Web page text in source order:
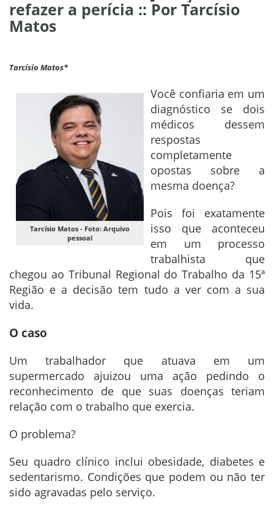
refazer a perícia :: Por Tarcísio
Matos
Tarcísio Matos*
Tarcísio Matos - Foto: Arquivo
pessoal
Você confiaria em um
diagnóstico se dois
médicos dessem
respostas
completamente
opostas sobre a
mesma doença?
Pois foi exatamente
isso que aconteceu
em um processo
trabalhista que
chegou ao Tribunal Regional do Trabalho da 15ª
Região e a decisão tem tudo a ver com a sua
vida.
O caso
Um trabalhador que atuava em um
supermercado ajuizou uma ação pedindo o
reconhecimento de que suas doenças teriam
relação com o trabalho que exercia.
O problema?
Seu quadro clínico inclui obesidade, diabetes e
sedentarismo. Condições que podem ou não ter
sido agravadas pelo serviço.